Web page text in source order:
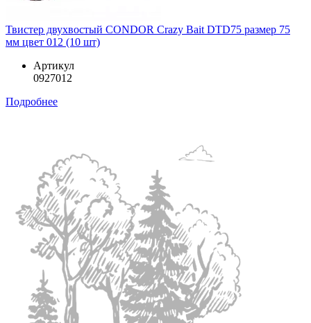
Твистер двухвостый CONDOR Crazy Bait DTD75 размер 75
мм цвет 012 (10 шт)
Артикул
0927012
Подробнее